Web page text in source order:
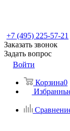
+7 (495) 225-57-21
Заказать звонок
Задать вопрос
Войти
Корзина0